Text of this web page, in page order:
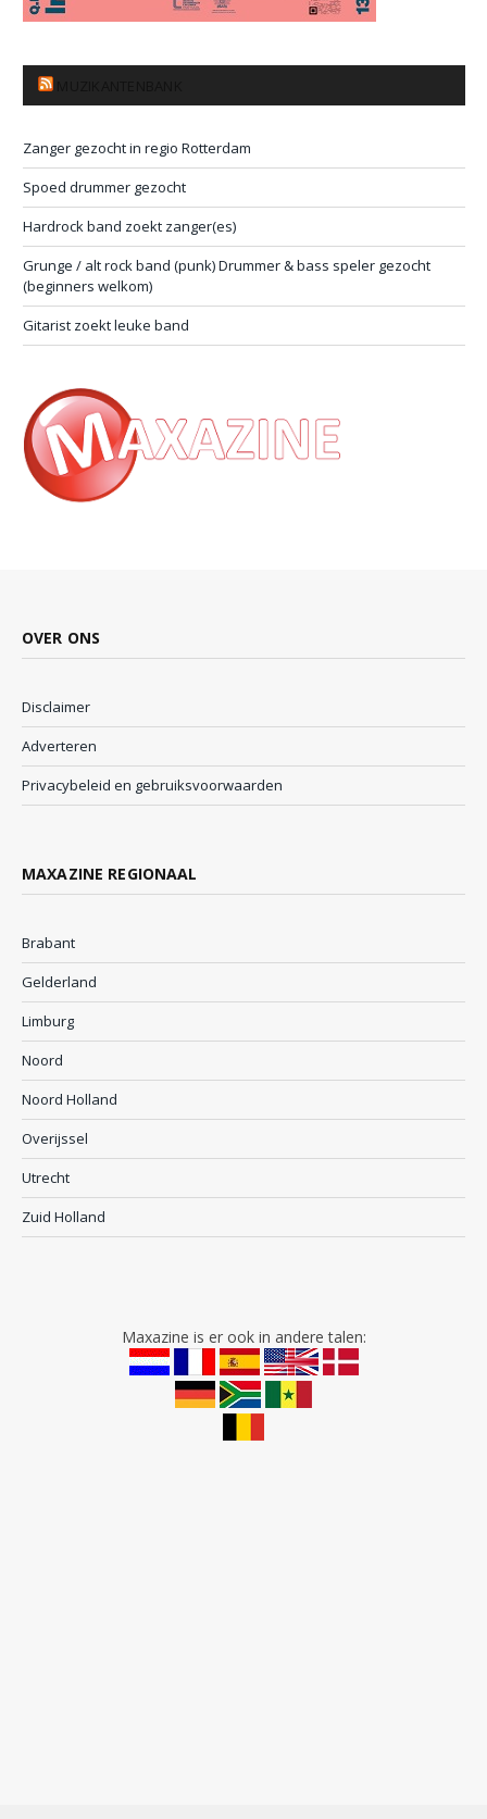
Zanger gezocht in regio Rotterdam
Spoed drummer gezocht
Hardrock band zoekt zanger(es)
Grunge / alt rock band (punk) Drummer & bass speler gezocht
(beginners welkom)
Gitarist zoekt leuke band
OVER ONS
Disclaimer
Adverteren
Privacybeleid en gebruiksvoorwaarden
MAXAZINE REGIONAAL
Brabant
Gelderland
Limburg
Noord
Noord Holland
Overijssel
Utrecht
Zuid Holland
Maxazine is er ook in andere talen: